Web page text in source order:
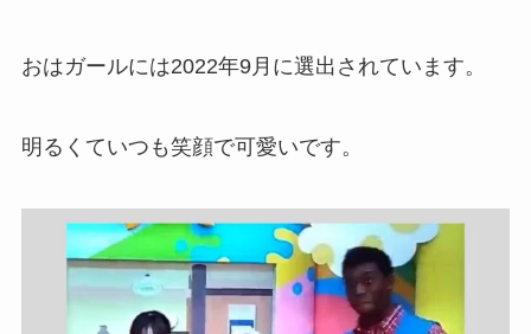
おはガールには2022年9月に選出されています。
明るくていつも笑顔で可愛いです。